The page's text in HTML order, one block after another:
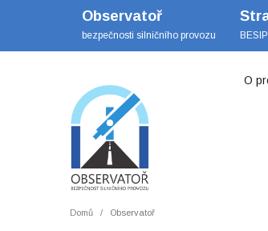
Observatoř
bezpečnosti silničního provozu BESIP
O
Domů Observatoř